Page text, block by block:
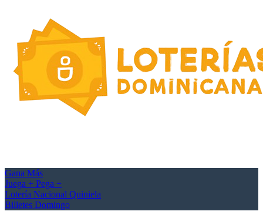
Gana Más
Juega + Pega +
Lotería Nacional Quiniela
Billetes Domingo